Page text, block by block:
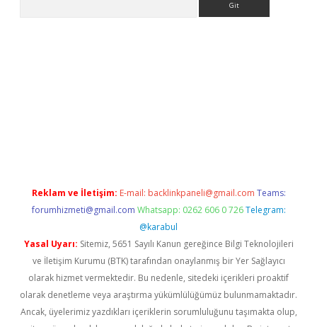
Reklam ve İletişim: E-mail: backlinkpaneli@gmail.com Teams:
forumhizmeti@gmail.com Whatsapp: 0262 606 0 726 Telegram:
@karabul
Yasal Uyarı: Sitemiz, 5651 Sayılı Kanun gereğince Bilgi Teknolojileri
ve İletişim Kurumu (BTK) tarafından onaylanmış bir Yer Sağlayıcı
olarak hizmet vermektedir. Bu nedenle, sitedeki içerikleri proaktif
olarak denetleme veya araştırma yükümlülüğümüz bulunmamaktadır.
Ancak, üyelerimiz yazdıkları içeriklerin sorumluluğunu taşımakta olup,